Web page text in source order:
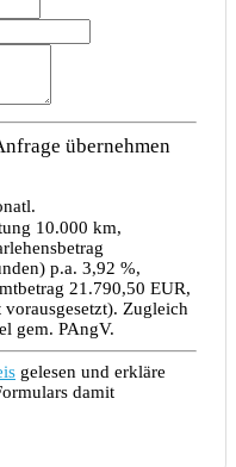
übernehmen
10.000 km,
p.a. 3,92 %,
21.790,50 EUR,
Zugleich
gem. PAngV.
gelesen und erkläre
damit